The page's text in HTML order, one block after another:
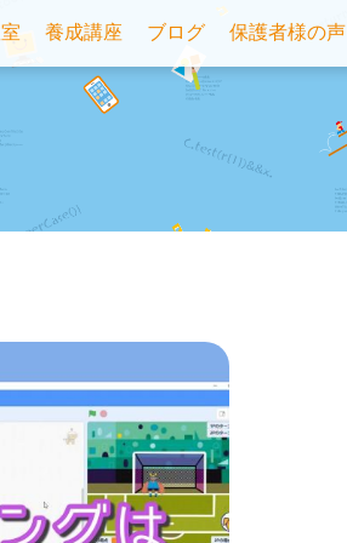
養成講座 ブログ 保護者様の声